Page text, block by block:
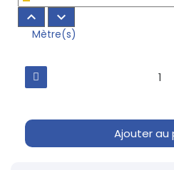
keyboard_arrow_up keyboard_arrow_down
Mètre(s)
Ajouter au